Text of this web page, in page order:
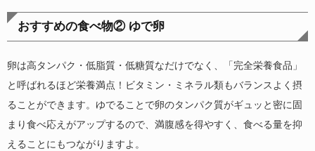
おすすめの食べ物② ゆで卵
卵は高タンパク・低脂質・低糖質なだけでなく、「完全栄養食品」
と呼ばれるほど栄養満点！ビタミン・ミネラル類もバランスよく摂
ることができます。ゆでることで卵のタンパク質がギュッと密に固
まり食べ応えがアップするので、満腹感を得やすく、食べる量を抑
えることにもつながりますよ。